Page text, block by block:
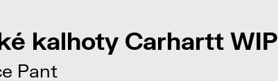
kalhoty Carhartt WIP
Pant